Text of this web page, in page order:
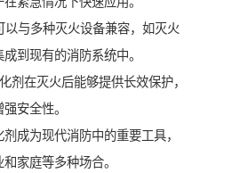
以与多种灭火设备兼容，如灭火
到现有的消防系统中。
剂在灭火后能够提供长效保护，
安全性。
成为现代消防中的重要工具，
家庭等多种场合。